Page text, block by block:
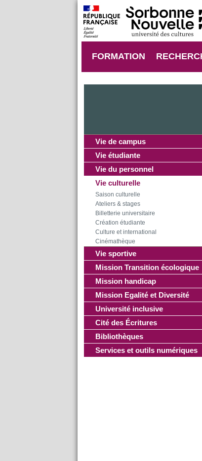
FORMATION
Vie de campus
Vie étudiante
Vie du personnel
Vie culturelle
Saison culturelle
Ateliers & stages
Billetterie universitaire
Création étudiante
Culture et international
Cinémathèque
Vie sportive
Mission Transition écologique
Mission handicap
Mission Egalité et Diversité
Université inclusive
Cité des Écritures
Bibliothèques
Services et outils numériques